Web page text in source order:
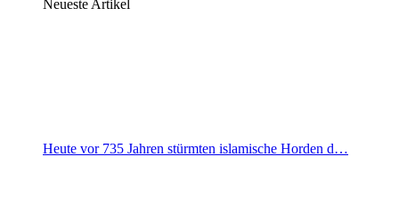
Neueste Artikel
Heute vor 735 Jahren stürmten islamische Horden d…